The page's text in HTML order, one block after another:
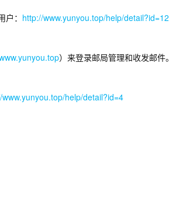
： http://www.yunyou.top/help/detail?id=12
）来登录邮局管理和收发邮件。
www.yunyou.top/help/detail?id=4